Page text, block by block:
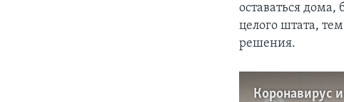
оставаться
целого штата,
решения.
Коронавирус